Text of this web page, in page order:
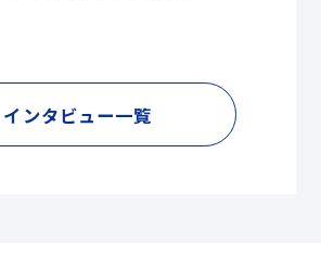
インタビュー一覧